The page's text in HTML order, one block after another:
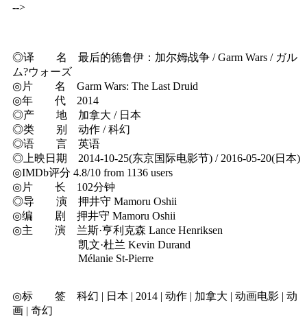
-->
◎译 名 最后的德鲁伊：加尔姆战争 / Garm Wars / ガル
ム?ウォーズ
◎片 名 Garm Wars: The Last Druid
◎年 代 2014
◎产 地 加拿大 / 日本
◎类 别 动作 / 科幻
◎语 言 英语
◎上映日期 2014-10-25(东京国际电影节) / 2016-05-20(日本)
◎IMDb评分 4.8/10 from 1136 users
◎片 长 102分钟
◎导 演 押井守 Mamoru Oshii
◎编 剧 押井守 Mamoru Oshii
◎主 演 兰斯·亨利克森 Lance Henriksen
凯文·杜兰 Kevin Durand
Mélanie St-Pierre
◎标 签 科幻 | 日本 | 2014 | 动作 | 加拿大 | 动画电影 | 动
画 | 奇幻